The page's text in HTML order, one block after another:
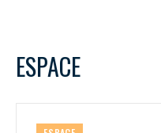
ESPACE